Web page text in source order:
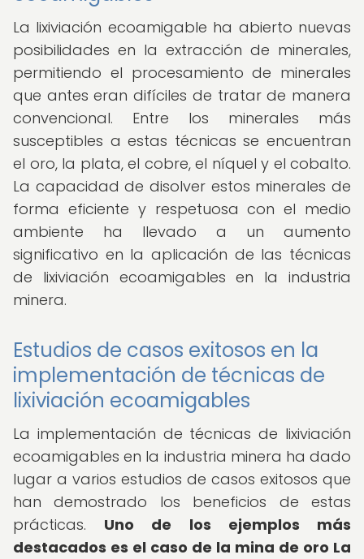
La lixiviación ecoamigable ha abierto nuevas
posibilidades en la extracción de minerales,
permitiendo el procesamiento de minerales
que antes eran difíciles de tratar de manera
convencional. Entre los minerales más
susceptibles a estas técnicas se encuentran
el oro, la plata, el cobre, el níquel y el cobalto.
La capacidad de disolver estos minerales de
forma eficiente y respetuosa con el medio
ambiente ha llevado a un aumento
significativo en la aplicación de las técnicas
de lixiviación ecoamigables en la industria
minera.
Estudios de casos exitosos en la
implementación de técnicas de
lixiviación ecoamigables
La implementación de técnicas de lixiviación
ecoamigables en la industria minera ha dado
lugar a varios estudios de casos exitosos que
han demostrado los beneficios de estas
prácticas. Uno de los ejemplos más
destacados es el caso de la mina de oro La